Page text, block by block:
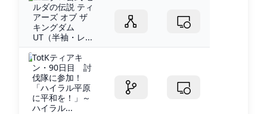
ルダの伝説 ティ
アーズ オブ ザ
キングダム
UT（半袖・レ...
TotKティアキ
ン・90日目 討
伐隊に参加！
「ハイラル平原
に平和を！」～
ハイラル...